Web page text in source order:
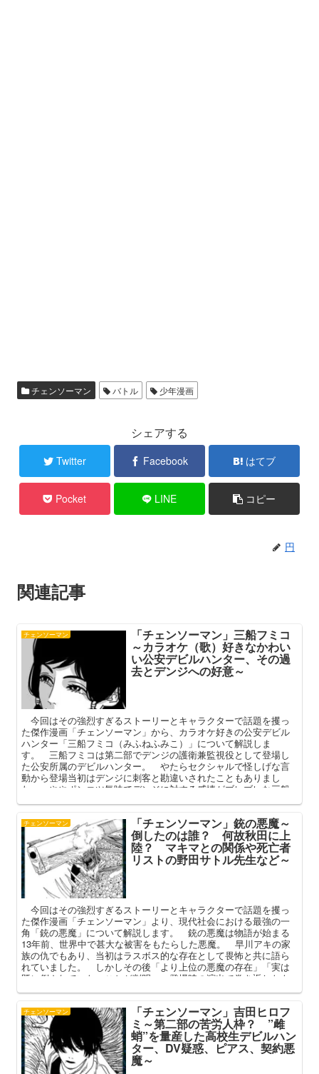
チェンソーマン バトル 少年漫画
シェアする
Twitter Facebook はてブ
Pocket LINE コピー
円
関連記事
チェンソーマン 「チェンソーマン」三船フミコ
～カラオケ（歌）好きなかわい
い公安デビルハンター、その過
去とデンジへの好意～
今回はその強烈すぎるストーリーとキャラクターで話題を攫っ
た傑作漫画「チェンソーマン」から、カラオケ好きの公安デビル
ハンター「三船フミコ（みふねふみこ）」について解説しま
す。 三船フミコは第二部でデンジの護衛兼監視役として登場し
た公安所属のデビルハンター。 やたらセクシャルで怪しげな言
動から登場当初はデンジに刺客と勘違いされたこともありまし
た。 ややポンコツ気味でデンジに対する感情がブレブレな三船
チェンソーマン 「チェンソーマン」銃の悪魔～
倒したのは誰？ 何故秋田に上
陸？ マキマとの関係や死亡者
リストの野田サトル先生など～
今回はその強烈すぎるストーリーとキャラクターで話題を攫っ
た傑作漫画「チェンソーマン」より、現代社会における最強の一
角「銃の悪魔」について解説します。 銃の悪魔は物語が始まる
13年前、世界中で甚大な被害をもたらした悪魔。 早川アキの家
族の仇でもあり、当初はラスボス的な存在として畏怖と共に語ら
れていました。 しかしその後「より上位の悪魔の存在」「実は
既に倒されていた」ことが判明。 登場時の演出で巻き返したも
（死亡者リスト）を中心に語ってまいります。
チェンソーマン 「チェンソーマン」吉田ヒロフ
ミ～第二部の苦労人枠？ ”雌
蛸”を量産した高校生デビルハン
ター、DV疑惑、ピアス、契約悪
魔～